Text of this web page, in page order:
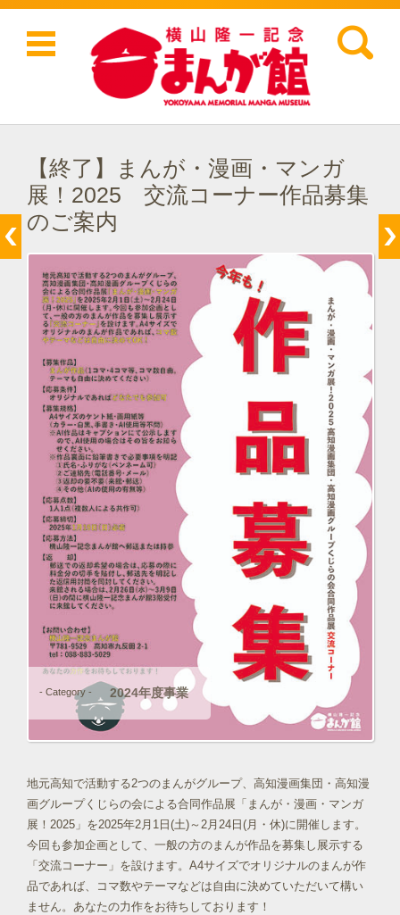
検索:
コンテンツに移動
【終了】まんが・漫画・マンガ
展！2025 交流コーナー作品募集
のご案内
- Category - 2024年度事業
地元高知で活動する2つのまんがグループ、高知漫画集団・高知漫
画グループくじらの会による合同作品展「まんが・漫画・マンガ
展！2025」を2025年2月1日(土)～2月24日(月・休)に開催します。
今回も参加企画として、一般の方のまんが作品を募集し展示する
「交流コーナー」を設けます。A4サイズでオリジナルのまんが作
品であれば、コマ数やテーマなどは自由に決めていただいて構い
ません。あなたの力作をお待ちしております！